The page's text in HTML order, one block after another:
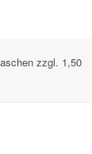
zzgl. 1,50